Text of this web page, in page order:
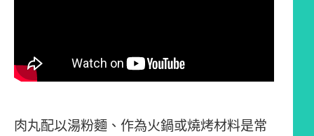
肉丸配以湯粉麵、作為火鍋或燒烤材料是常